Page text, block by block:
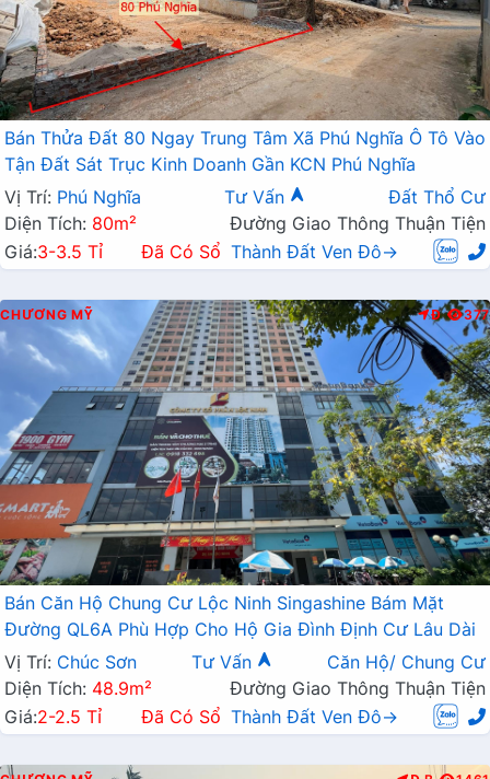
Bán Thửa Đất 80 Ngay Trung Tâm Xã Phú Nghĩa Ô Tô Vào
Tận Đất Sát Trục Kinh Doanh Gần KCN Phú Nghĩa
Vị Trí: Phú Nghĩa Tư Vấn
Đất Thổ Cư
Diện Tích: 80m²
Đường Giao Thông Thuận Tiện
Giá:3-3.5 Tỉ Đã Có Sổ Thành Đất Ven Đô→
CHƯƠNG MỸ Đ 377
Bán Căn Hộ Chung Cư Lộc Ninh Singashine Bám Mặt
Đường QL6A Phù Hợp Cho Hộ Gia Đình Định Cư Lâu Dài
Vị Trí: Chúc Sơn Tư Vấn
Căn Hộ/ Chung Cư
Diện Tích: 48.9m²
Đường Giao Thông Thuận Tiện
Giá:2-2.5 Tỉ Đã Có Sổ Thành Đất Ven Đô→